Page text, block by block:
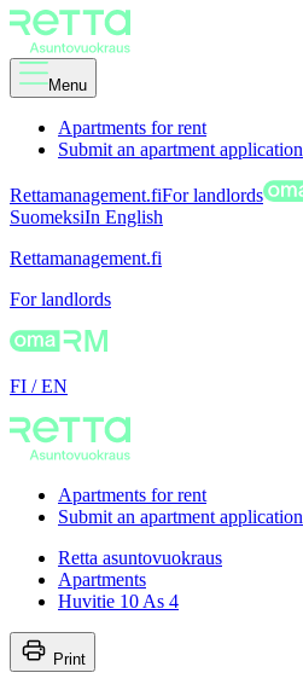
Menu
Apartments for rent
Submit an apartment application
Rettamanagement.fiFor landlords
SuomeksiIn English
Rettamanagement.fi
For landlords
FI / EN
Apartments for rent
Submit an apartment application
Retta asuntovuokraus
Apartments
Huvitie 10 As 4
Print